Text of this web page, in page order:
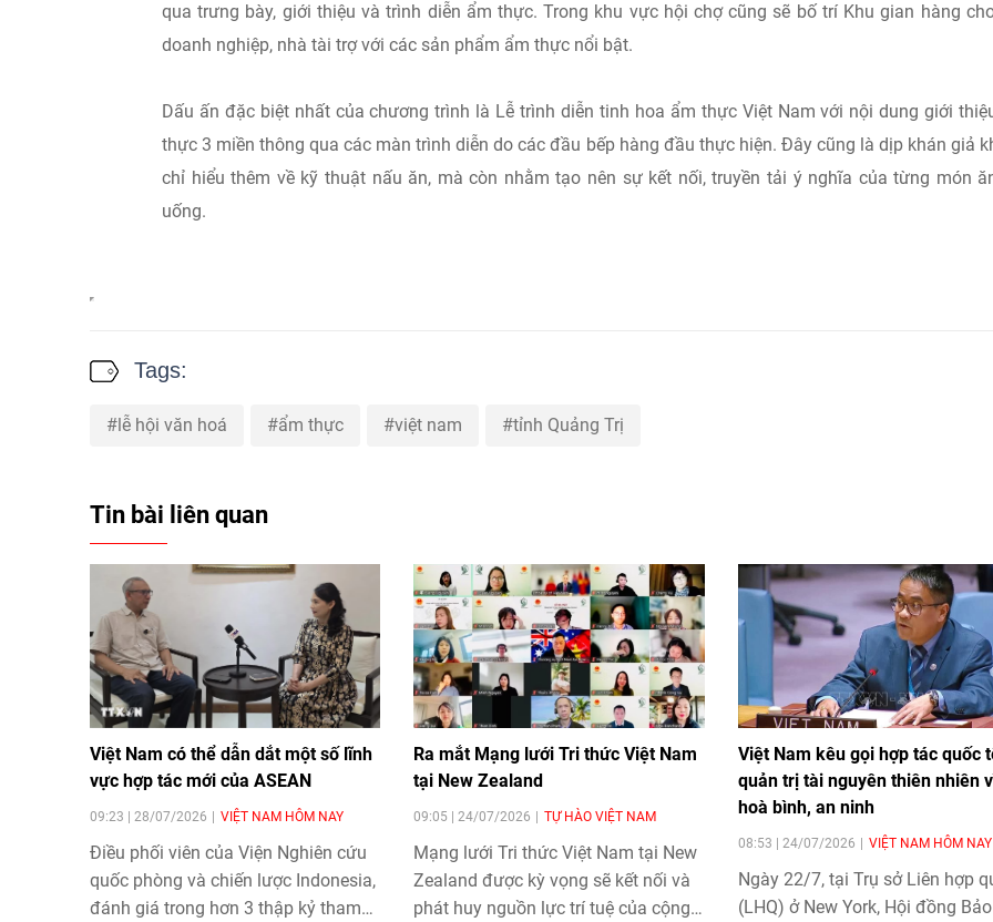
qua trưng bày, giới thiệu và trình diễn ẩm thực. Trong khu vực hội chợ cũng sẽ bố trí Khu gian hàng
doanh nghiệp, nhà tài trợ với các sản phẩm ẩm thực nổi bật.
Dấu ấn đặc biệt nhất của chương trình là Lễ trình diễn tinh hoa ẩm thực Việt Nam với nội dung giới
thực 3 miền thông qua các màn trình diễn do các đầu bếp hàng đầu thực hiện. Đây cũng là dịp khán giả
chỉ hiểu thêm về kỹ thuật nấu ăn, mà còn nhằm tạo nên sự kết nối, truyền tải ý nghĩa của từng món
uống.
Tags:
lễ hội văn hoá ẩm thực việt nam tỉnh Quảng Trị
Tin bài liên quan
Việt Nam có thể dẫn dắt một số lĩnh
vực hợp tác mới của ASEAN
09:23 | 28/07/2026 VIỆT NAM HÔM NAY
Điều phối viên của Viện Nghiên cứu
quốc phòng và chiến lược Indonesia,
đánh giá trong hơn 3 thập kỷ tham
Ra mắt Mạng lưới Tri thức Việt Nam
tại New Zealand
09:05 | 24/07/2026 TỰ HÀO VIỆT NAM
Mạng lưới Tri thức Việt Nam tại New
Zealand được kỳ vọng sẽ kết nối và
phát huy nguồn lực trí tuệ của cộng
Việt Nam kêu gọi hợp tác quốc
quản trị tài nguyên thiên nhiên
hoà bình, an ninh
08:53 | 24/07/2026 VIỆT NAM HÔM NAY
Ngày 22/7, tại Trụ sở Liên hợp
(LHQ) ở New York, Hội đồng